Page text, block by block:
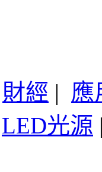
財經 | 應
LED光源